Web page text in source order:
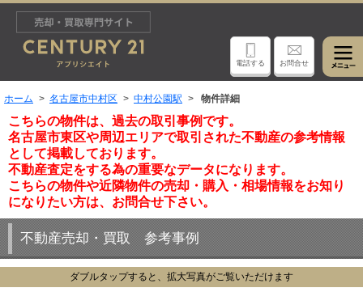
電話する お問合せ
ホーム 名古屋市中村区 中村公園駅 物件詳細
こちらの物件は、過去の取引事例です。
名古屋市東区や周辺エリアで取引された不動産の参考情報
として掲載しております。
不動産査定をする為の重要なデータになります。
こちらの物件や近隣物件の売却・購入・相場情報をお知り
になりたい方は、お問合せ下さい。
不動産売却・買取 参考事例
ダブルタップすると、拡大写真がご覧いただけます